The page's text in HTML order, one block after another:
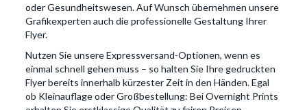
oder Gesundheitswesen. Auf Wunsch übernehmen unsere
Grafikexperten auch die professionelle Gestaltung Ihrer
Flyer.
Nutzen Sie unsere Expressversand-Optionen, wenn es
einmal schnell gehen muss – so halten Sie Ihre gedruckten
Flyer bereits innerhalb kürzester Zeit in den Händen. Egal
ob Kleinauflage oder Großbestellung: Bei Overnight Prints